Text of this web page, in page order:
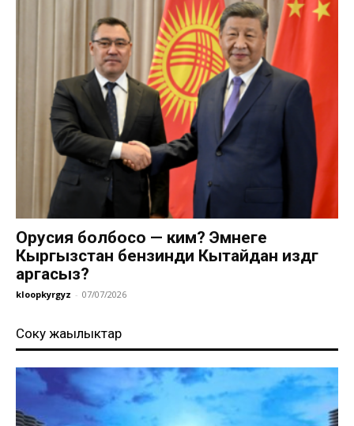
Орусия болбосо — ким? Эмнеге
Кыргызстан бензинди Кытайдан издөөгө
аргасыз?
kloopkyrgyz - 07/07/2026
Соңку жаңылыктар